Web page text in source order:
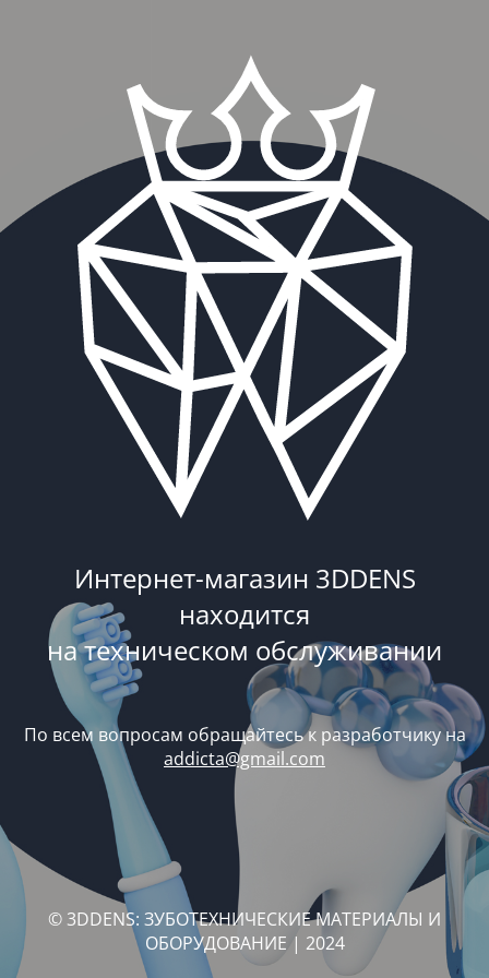
Интернет-магазин 3DDENS
находится
на техническом обслуживании
По всем вопросам обращайтесь к разработчику на
addicta@gmail.com
© 3DDENS: ЗУБОТЕХНИЧЕСКИЕ МАТЕРИАЛЫ И
ОБОРУДОВАНИЕ | 2024